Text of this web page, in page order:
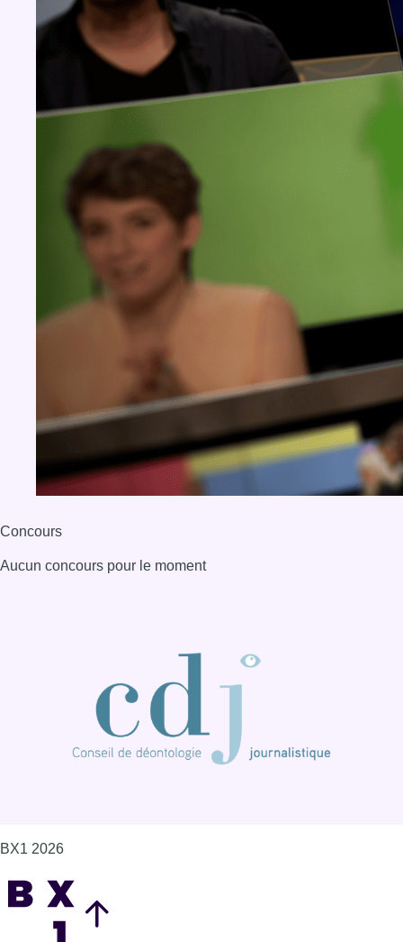
Concours
Aucun concours pour le moment
BX1 2026